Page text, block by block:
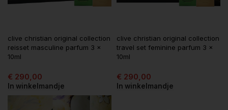
clive christian original collection
reisset masculine parfum 3 x
10ml
€ 290,00
In winkelmandje
clive christian original collection
travel set feminine parfum 3 x
10ml
€ 290,00
In winkelmandje